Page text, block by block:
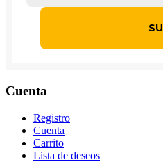
Cuenta
Registro
Cuenta
Carrito
Lista de deseos